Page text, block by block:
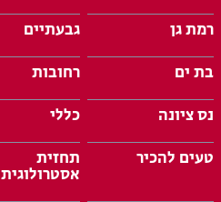
רמת גן
גבעתיים
בת ים
רחובות
נס ציונה
כללי
טעים להכיר
תחזית
אסטרולוגית